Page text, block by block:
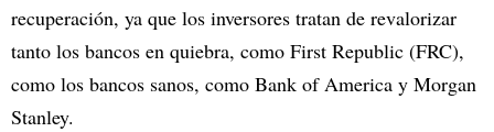
recuperación, ya que los inversores tratan de revalorizar
tanto los bancos en quiebra, como First Republic (FRC),
como los bancos sanos, como Bank of America y Morgan
Stanley.